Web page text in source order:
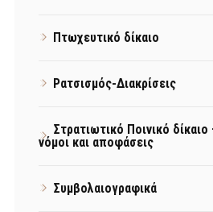
Πτωχευτικό δίκαιο
Ρατσισμός-Διακρίσεις
Στρατιωτικό Ποινικό δίκαιο
νόμοι και αποφάσεις
Συμβολαιογραφικά